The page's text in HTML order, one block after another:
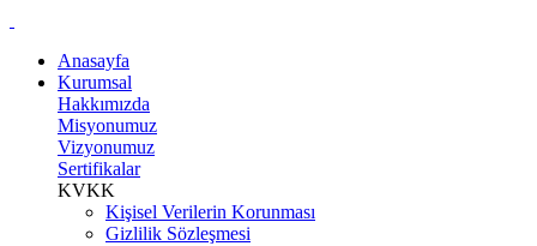
Anasayfa
Kurumsal
Hakkımızda
Misyonumuz
Vizyonumuz
Sertifikalar
KVKK
Kişisel Verilerin Korunması
Gizlilik Sözleşmesi